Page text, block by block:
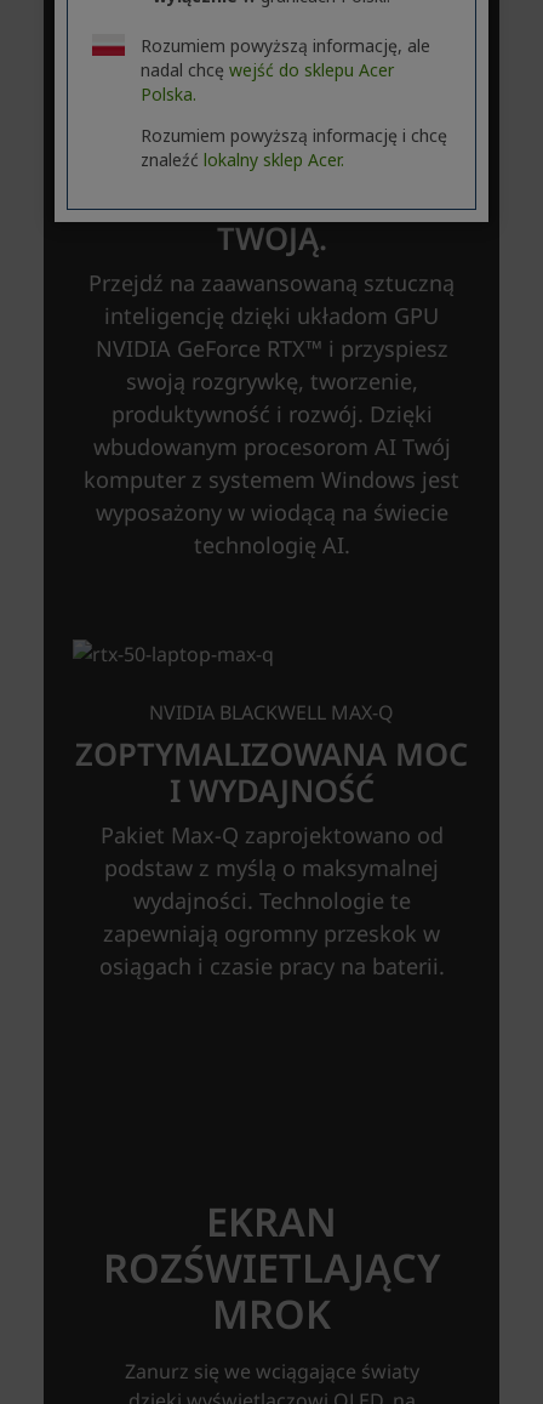
Rozumiem powyższą informację, ale
nadal chcę wejść do sklepu Acer
Polska.
Rozumiem powyższą informację i chcę
znaleźć lokalny sklep Acer.